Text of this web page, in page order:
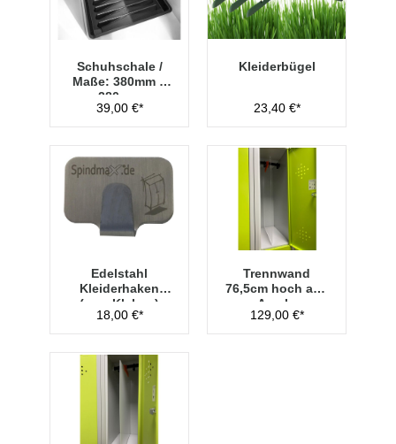
Schuhschale /
Maße: 380mm x
280mm
39,00 €*
Kleiderbügel
23,40 €*
Edelstahl
Kleiderhaken
(zum Kleben)
18,00 €*
Trennwand
76,5cm hoch aus
Acryl -
Transparent
129,00 €*